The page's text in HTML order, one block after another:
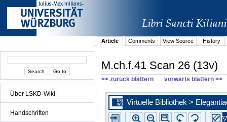
Über LSKD-Wiki
Handschriften
Article Comments View Source History
M.ch.f.41 Scan 26 (13v)
<< zurück blättern vorwärts blättern >>